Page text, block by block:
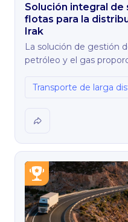
Solución integral
flotas para la
Irak
La solución de gestión
petróleo y el gas
garantizando
Transporte de larga